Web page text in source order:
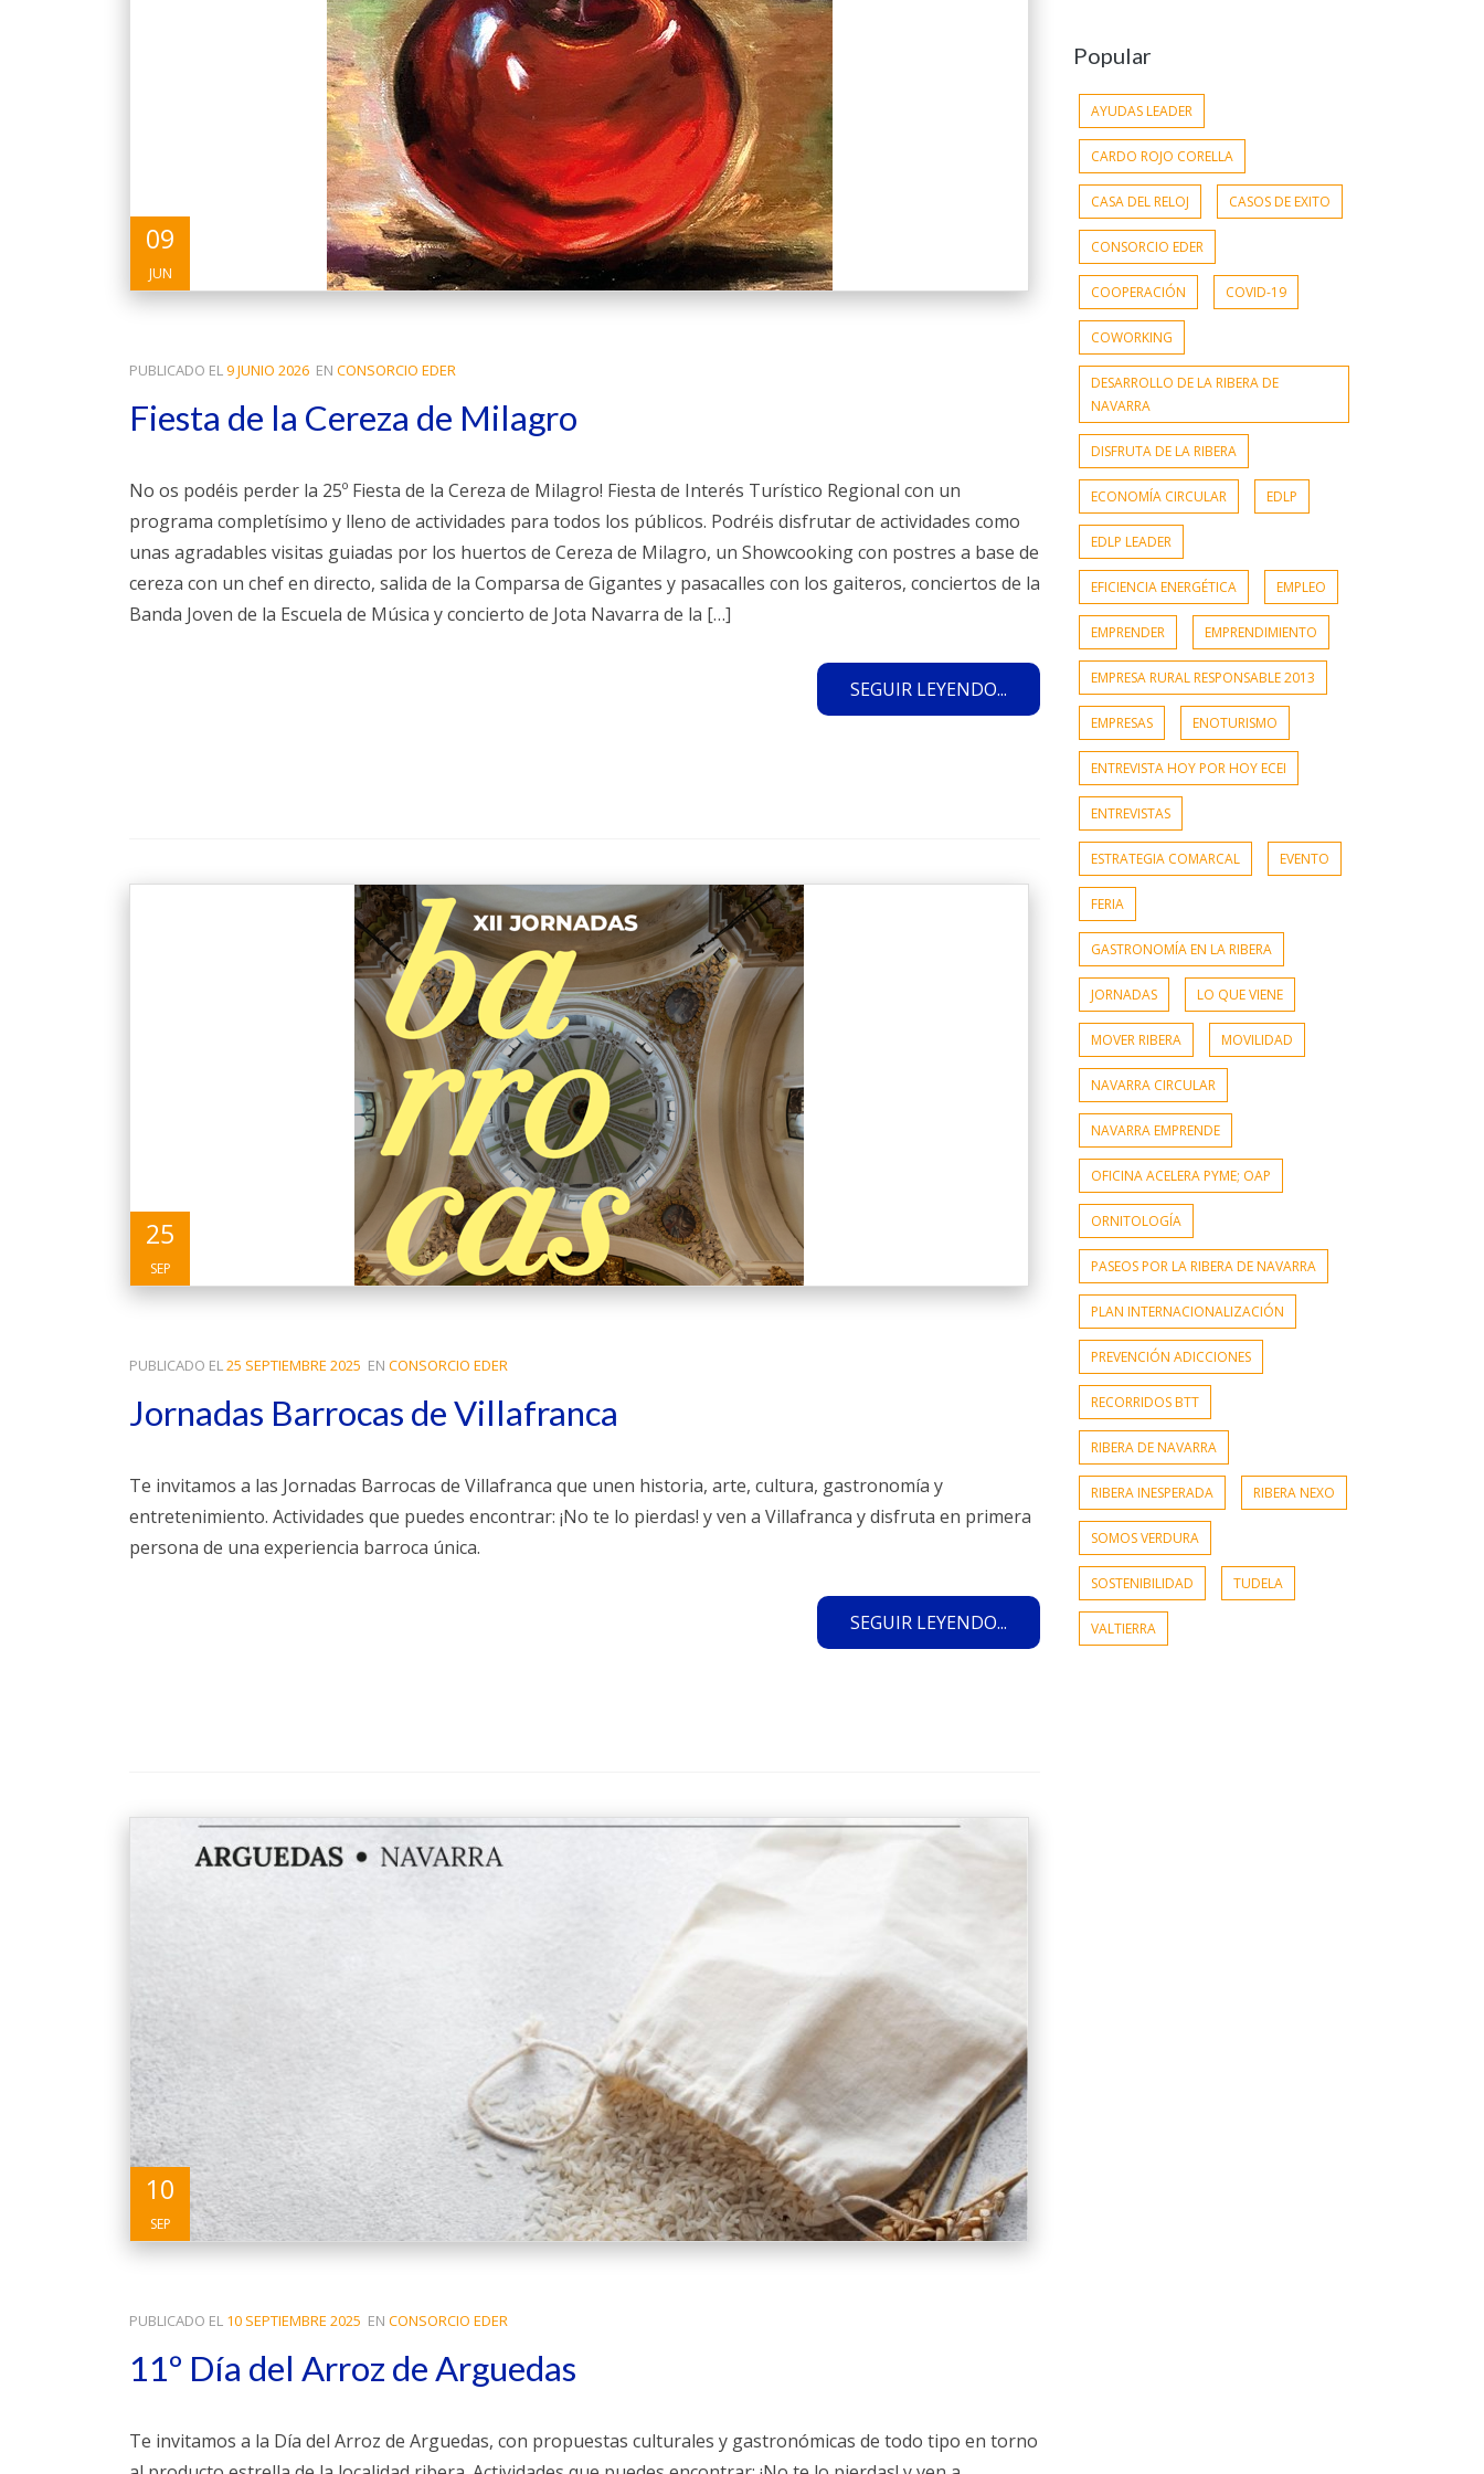
09
JUN
PUBLICADO EL9 JUNIO 2026 EN CONSORCIO EDER
Fiesta de la Cereza de Milagro
No os podéis perder la 25º Fiesta de la Cereza de Milagro! Fiesta de Interés Turístico Regional con un
programa completísimo y lleno de actividades para todos los públicos. Podréis disfrutar de actividades como
unas agradables visitas guiadas por los huertos de Cereza de Milagro, un Showcooking con postres a base de
cereza con un chef en directo, salida de la Comparsa de Gigantes y pasacalles con los gaiteros, conciertos de la
Banda Joven de la Escuela de Música y concierto de Jota Navarra de la […]
SEGUIR LEYENDO...
25
SEP
PUBLICADO EL25 SEPTIEMBRE 2025 EN CONSORCIO EDER
Jornadas Barrocas de Villafranca
Te invitamos a las Jornadas Barrocas de Villafranca que unen historia, arte, cultura, gastronomía y
entretenimiento. Actividades que puedes encontrar: ¡No te lo pierdas! y ven a Villafranca y disfruta en primera
persona de una experiencia barroca única.
SEGUIR LEYENDO...
10
SEP
PUBLICADO EL 10 SEPTIEMBRE 2025 EN CONSORCIO EDER
11º Día del Arroz de Arguedas
Te invitamos a la Día del Arroz de Arguedas, con propuestas culturales y gastronómicas de todo tipo en torno
Popular
AYUDAS LEADER
CARDO ROJO CORELLA
CASA DEL RELOJ CASOS DE EXITO
CONSORCIO EDER
COOPERACIÓN COVID-19
COWORKING
DESARROLLO DE LA RIBERA DE
NAVARRA
DISFRUTA DE LA RIBERA
ECONOMÍA CIRCULAR EDLP
EDLP LEADER
EFICIENCIA ENERGÉTICA EMPLEO
EMPRENDER EMPRENDIMIENTO
EMPRESA RURAL RESPONSABLE 2013
EMPRESAS ENOTURISMO
ENTREVISTA HOY POR HOY ECEI
ENTREVISTAS
ESTRATEGIA COMARCAL EVENTO
FERIA
GASTRONOMÍA EN LA RIBERA
JORNADAS LO QUE VIENE
MOVER RIBERA MOVILIDAD
NAVARRA CIRCULAR
NAVARRA EMPRENDE
OFICINA ACELERA PYME; OAP
ORNITOLOGÍA
PASEOS POR LA RIBERA DE NAVARRA
PLAN INTERNACIONALIZACIÓN
PREVENCIÓN ADICCIONES
RECORRIDOS BTT
RIBERA DE NAVARRA
RIBERA INESPERADA RIBERA NEXO
SOMOS VERDURA
SOSTENIBILIDAD TUDELA
VALTIERRA